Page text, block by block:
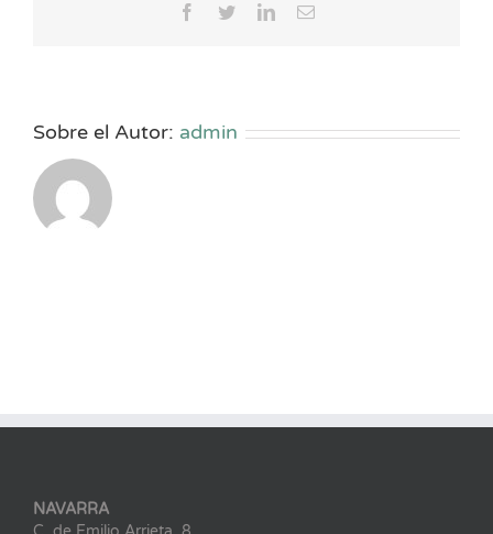
Facebook
TwitterLinkedInCorreo
Sobre el Autor: admin
NAVARRA